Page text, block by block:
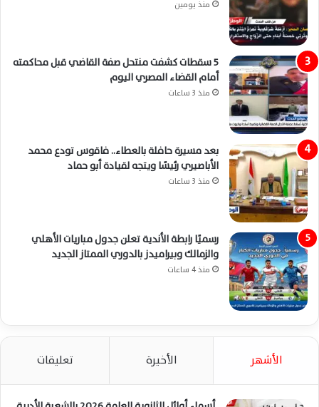
منذ يومين
5 سقطات كشفت منتحل صفة القاضي قبل محاكمته
أمام القضاء المصري اليوم
منذ 3 ساعات
بعد مسيرة حافلة بالعطاء.. فاقوس تودع محمد
الأباصيري رئيسًا ويتجه لقيادة أبو حماد
منذ 3 ساعات
رسميًا رابطة الأندية تعلن جدول مباريات الأهلي
والزمالك وبيراميدز بالدوري الممتاز الجديد
منذ 4 ساعات
الأشهر الأخيرة تعليقات